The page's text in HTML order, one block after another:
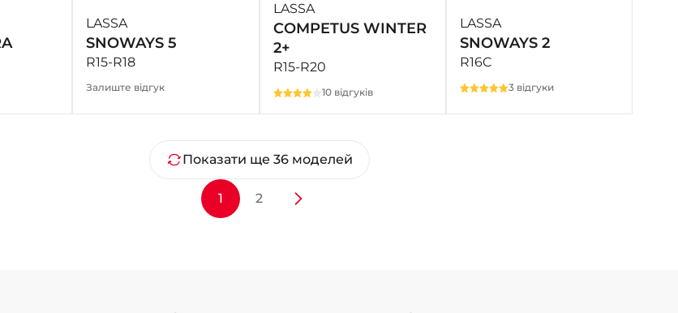
LASSA
SNOWAYS 5
R15-R18
Залиште відгук
LASSA
COMPETUS WINTER
2+
R15-R20
10 відгуків
LASSA
SNOWAYS 2
R16C
3 відгуки
Показати ще 36 моделей
1 2